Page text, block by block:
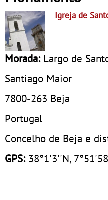
Igreja de
Morada: Largo de
Santiago Maior
7800-263 Beja
Portugal
Concelho de Beja e
GPS:38°1'3''N,